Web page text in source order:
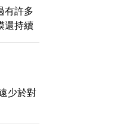
有許多
還持續
呼籲員
少於對